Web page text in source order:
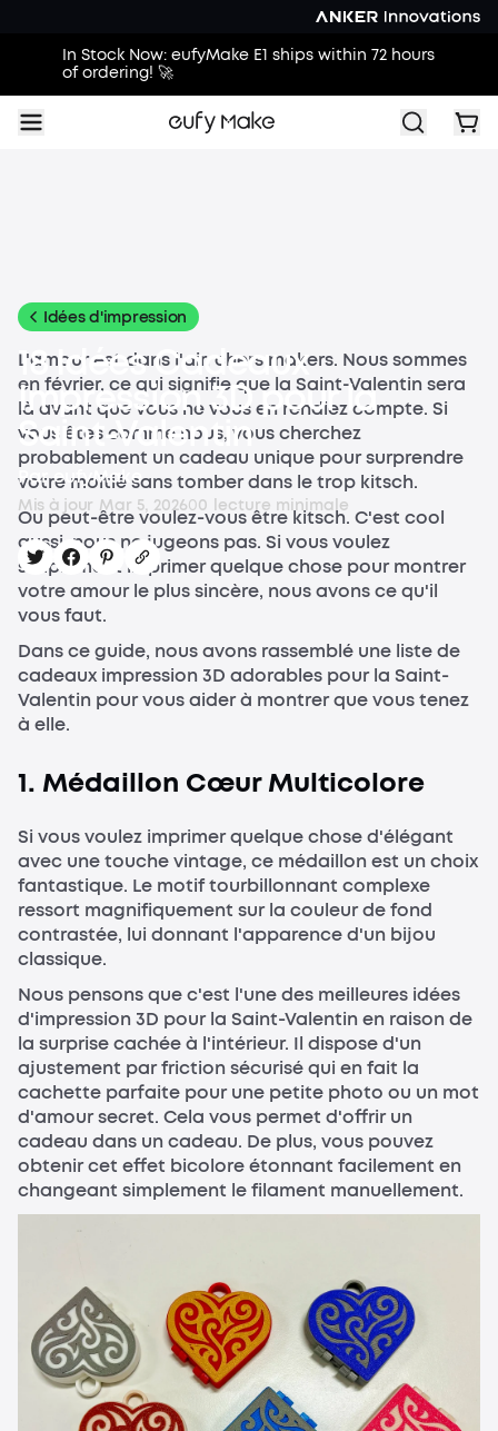
In Stock Now: eufyMake E1 ships within 72 hours
of ordering! 🚀
Idées d'impression
18 Idées Cadeaux
Impression 3D pour la
Saint-Valentin
Par eufyMake
Mis à jour Mar 5, 202600 lecture minimale
L'amour est dans l'air, chers makers. Nous sommes
en février, ce qui signifie que la Saint-Valentin sera
là avant que vous ne vous en rendiez compte. Si
vous êtes comme nous, vous cherchez
probablement un cadeau unique pour surprendre
votre moitié sans tomber dans le trop kitsch.
Ou peut-être voulez-vous être kitsch. C'est cool
aussi, nous ne jugeons pas. Si vous voulez
simplement imprimer quelque chose pour montrer
votre amour le plus sincère, nous avons ce qu'il
vous faut.
Dans ce guide, nous avons rassemblé une liste de
cadeaux impression 3D adorables pour la Saint-
Valentin pour vous aider à montrer que vous tenez
à elle.
1. Médaillon Cœur Multicolore
Si vous voulez imprimer quelque chose d'élégant
avec une touche vintage, ce médaillon est un choix
fantastique. Le motif tourbillonnant complexe
ressort magnifiquement sur la couleur de fond
contrastée, lui donnant l'apparence d'un bijou
classique.
Nous pensons que c'est l'une des meilleures idées
d'impression 3D pour la Saint-Valentin en raison de
la surprise cachée à l'intérieur. Il dispose d'un
ajustement par friction sécurisé qui en fait la
cachette parfaite pour une petite photo ou un mot
d'amour secret. Cela vous permet d'offrir un
cadeau dans un cadeau. De plus, vous pouvez
obtenir cet effet bicolore étonnant facilement en
changeant simplement le filament manuellement.